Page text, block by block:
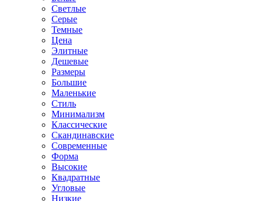
Светлые
Серые
Темные
Цена
Элитные
Дешевые
Размеры
Большие
Маленькие
Стиль
Минимализм
Классические
Скандинавские
Современные
Форма
Высокие
Квадратные
Угловые
Низкие